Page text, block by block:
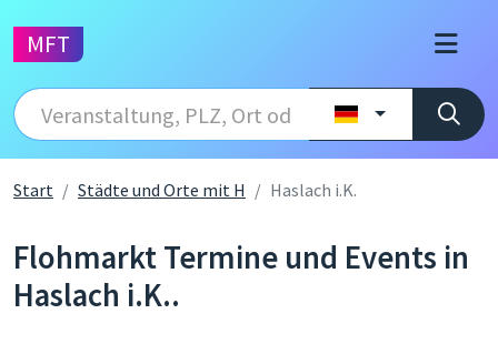
MFT
Start Städte und Orte mit H Haslach i.K.
Flohmarkt Termine und Events in
Haslach i.K..